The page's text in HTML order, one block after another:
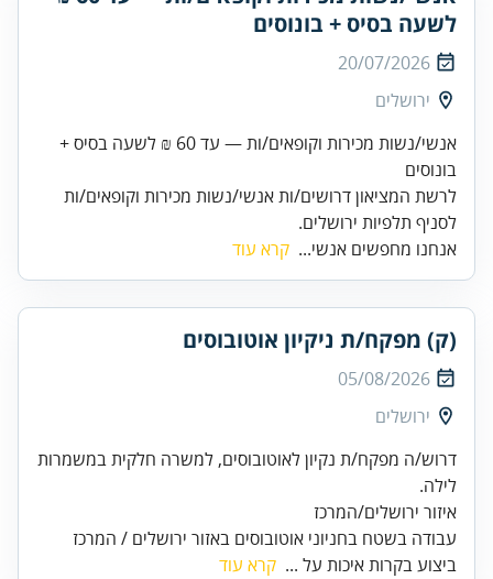
לשעה בסיס + בונוסים
20/07/2026
ירושלים
אנשי/נשות מכירות וקופאים/ות — עד 60 ₪ לשעה בסיס +
בונוסים
לרשת המציאון דרושים/ות אנשי/נשות מכירות וקופאים/ות
לסניף תלפיות ירושלים.
אנחנו מחפשים אנשי... קרא עוד
(ק) מפקח/ת ניקיון אוטובוסים
05/08/2026
ירושלים
דרוש/ה מפקח/ת נקיון לאוטובוסים, למשרה חלקית במשמרות
עבודה בשטח בחניוני אוטובוסים באזור ירושלים / המרכז
ביצוע בקרות איכות על ... קרא עוד